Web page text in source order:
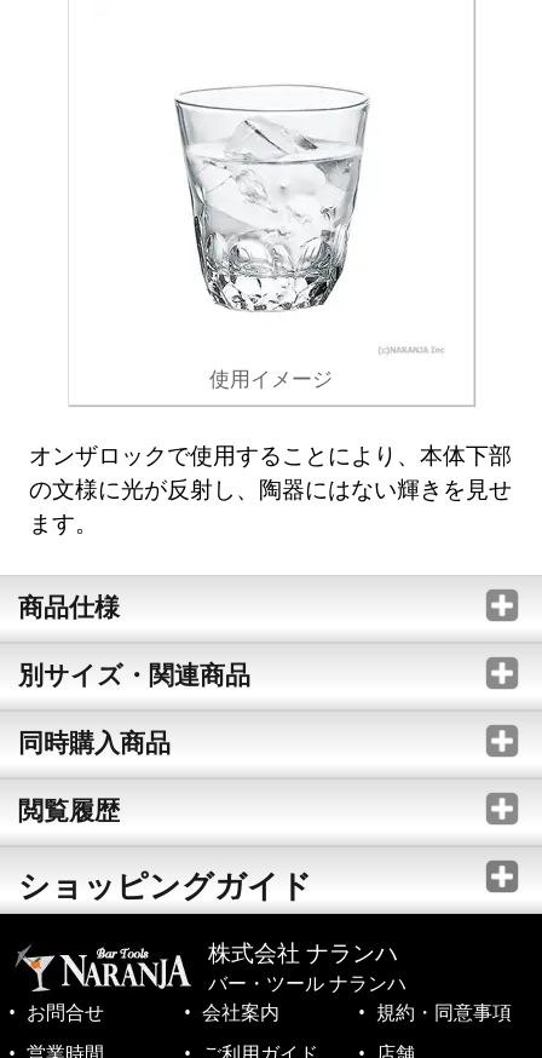
使用イメージ
オンザロックで使用することにより、本体下部
の文様に光が反射し、陶器にはない輝きを見せ
ます。
商品仕様
別サイズ・関連商品
同時購入商品
閲覧履歴
ショッピングガイド
株式会社 ナランハ
バー・ツール ナランハ
お問合せ
会社案内
規約・同意事項